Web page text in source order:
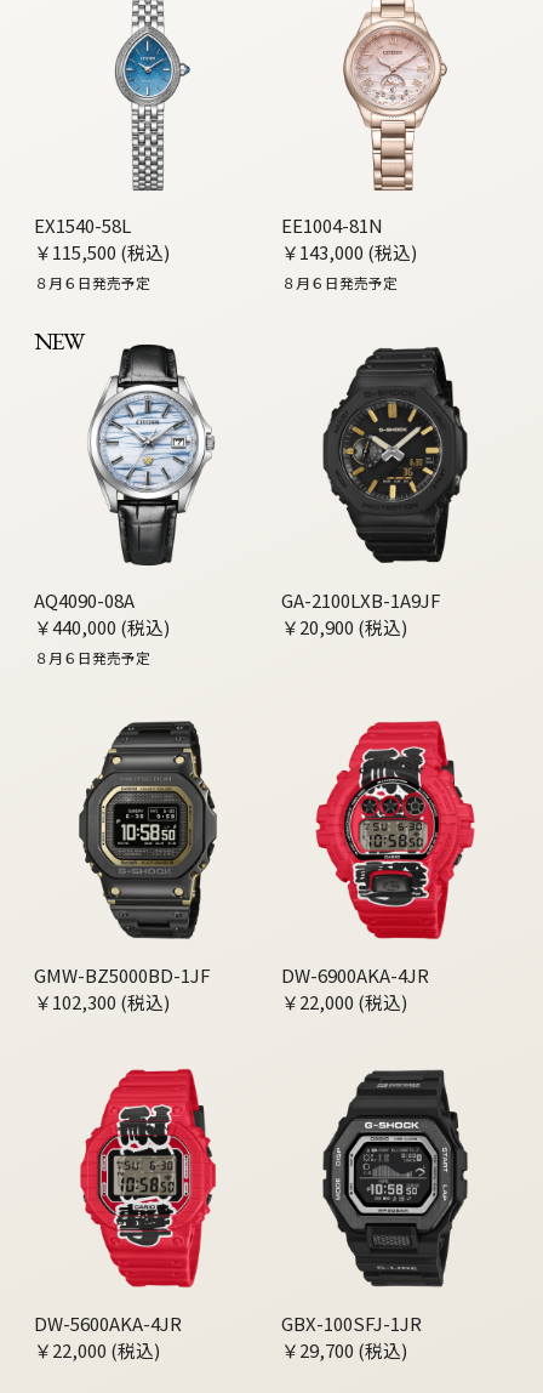
EX1540-58L
￥115,500 (税込)
８月６日発売予定
EE1004-81N
￥143,000 (税込)
８月６日発売予定
NEW
AQ4090-08A
￥440,000 (税込)
８月６日発売予定
GA-2100LXB-1A9JF
￥20,900 (税込)
GMW-BZ5000BD-1JF
￥102,300 (税込)
DW-6900AKA-4JR
￥22,000 (税込)
DW-5600AKA-4JR
￥22,000 (税込)
GBX-100SFJ-1JR
￥29,700 (税込)